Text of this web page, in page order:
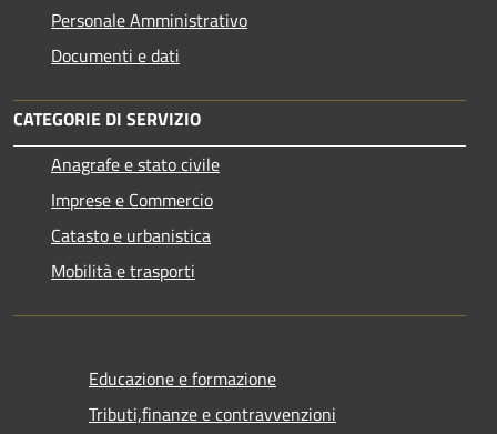
Personale Amministrativo
Documenti e dati
CATEGORIE DI SERVIZIO
Anagrafe e stato civile
Imprese e Commercio
Catasto e urbanistica
Mobilità e trasporti
Educazione e formazione
Tributi,finanze e contravvenzioni